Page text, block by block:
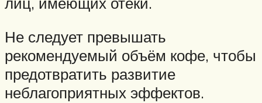
Не следует превышать
рекомендуемый объём кофе, чтобы
предотвратить развитие
неблагоприятных эффектов.